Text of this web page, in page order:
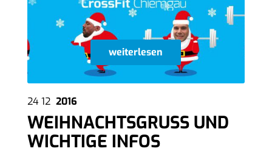
weiterlesen
24 12 2016
WEIHNACHTSGRUSS UND
WICHTIGE INFOS